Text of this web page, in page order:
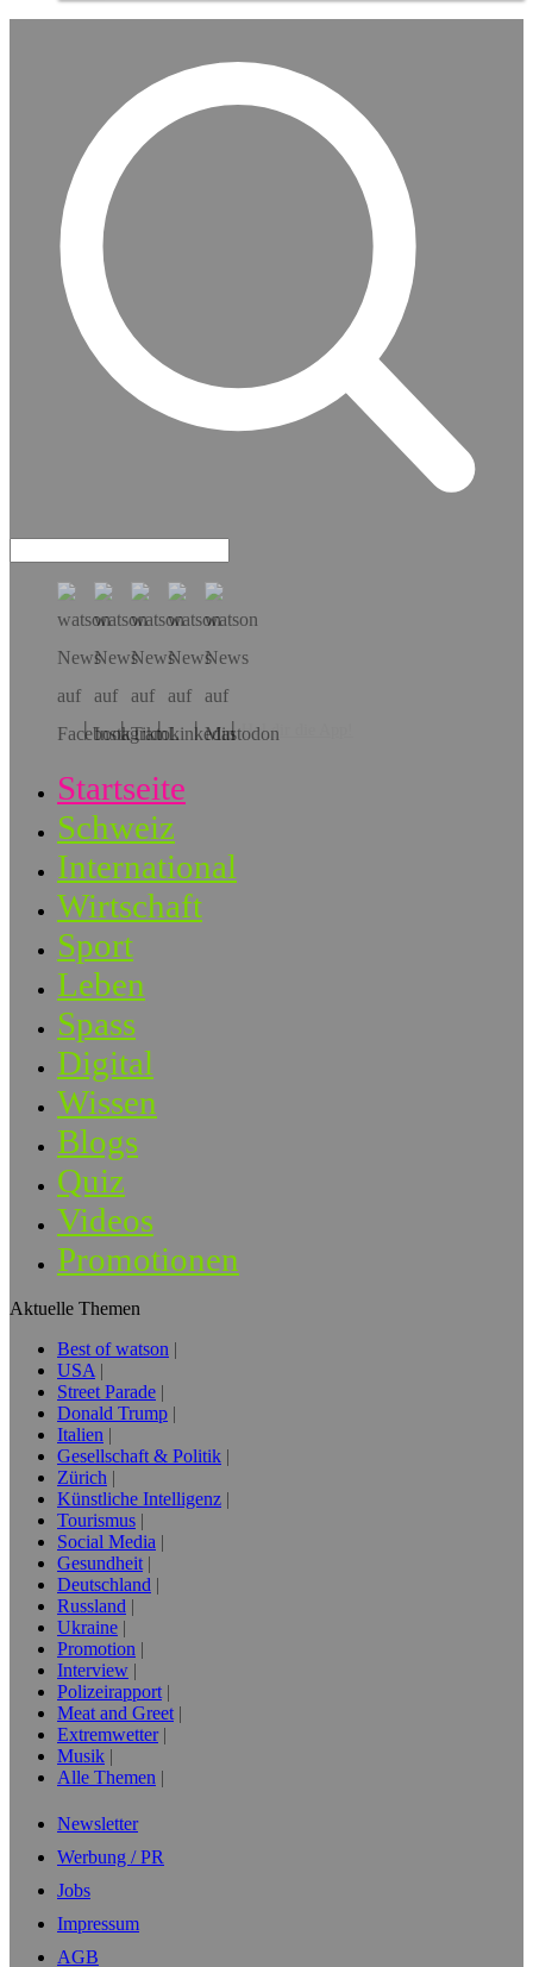
Hol dir die App!
Startseite
Schweiz
International
Wirtschaft
Sport
Leben
Spass
Digital
Wissen
Blogs
Quiz
Videos
Promotionen
Aktuelle Themen
Best of watson
USA
Street Parade
Donald Trump
Italien
Gesellschaft & Politik
Zürich
Künstliche Intelligenz
Tourismus
Social Media
Gesundheit
Deutschland
Russland
Ukraine
Promotion
Interview
Polizeirapport
Meat and Greet
Extremwetter
Musik
Alle Themen
Newsletter
Werbung / PR
Jobs
Impressum
AGB